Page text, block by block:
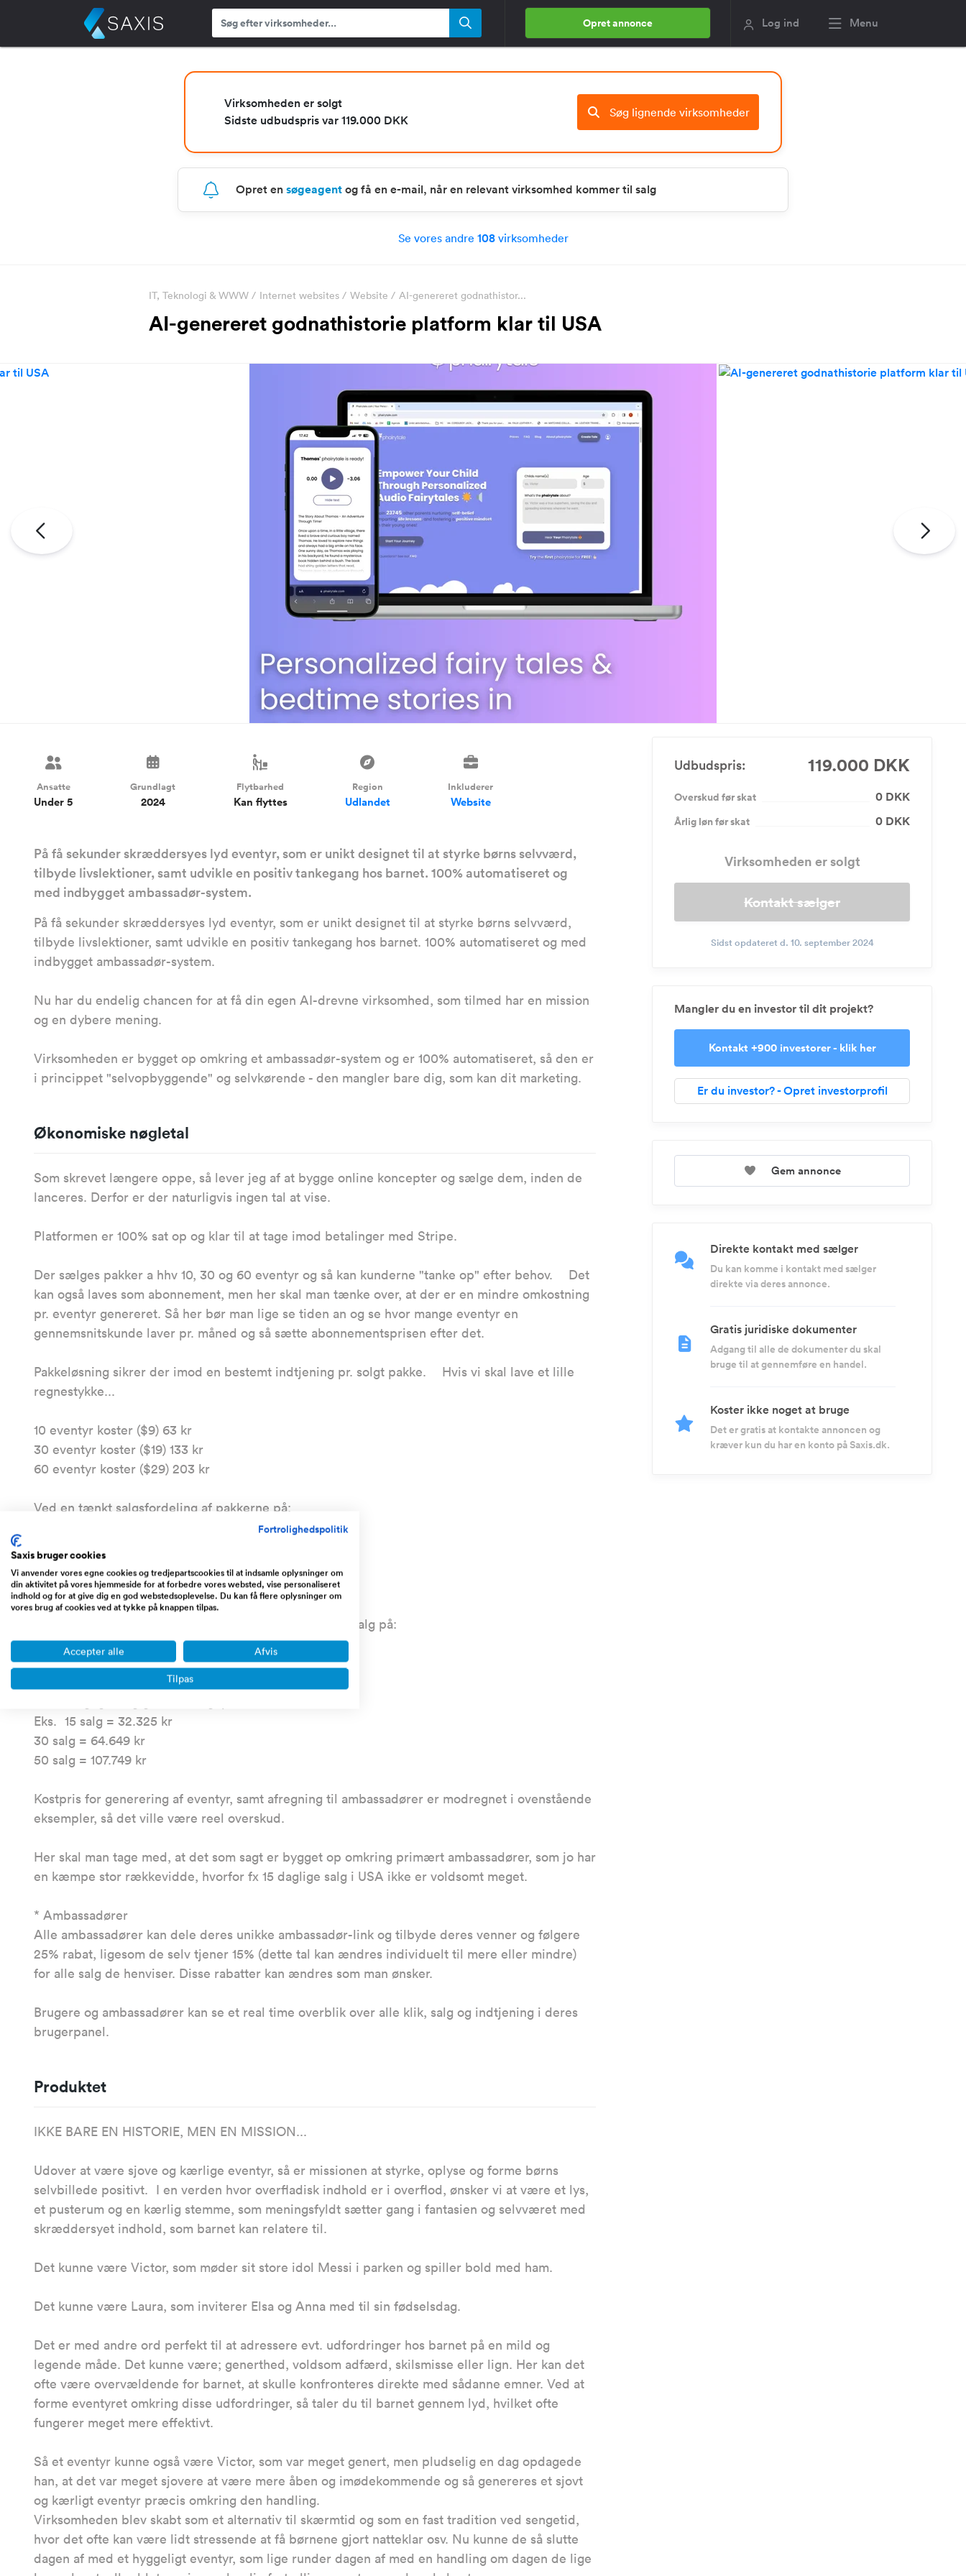
Opret annonce Log ind Menu
Virksomheden er solgt
Sidste udbudspris var 119.000 DKK
Søg lignende virksomheder
Opret ensøgeagentog få en e-mail, når en relevant virksomhed kommer til salg
Se vores andre 108virksomheder
IT, Teknologi & WWW / Internet websites / Website / AI-genereret godnathistor...
AI-genereret godnathistorie platform klar til USA
Ansatte
Under 5
Grundlagt
2024
Flytbarhed
Kan flyttes
Region
Udlandet
Inkluderer
Website
På få sekunder skræddersyes lyd eventyr, som er unikt designet til at styrke børns selvværd,
tilbyde livslektioner, samt udvikle en positiv tankegang hos barnet. 100% automatiseret og
med indbygget ambassadør-system.
På få sekunder skræddersyes lyd eventyr, som er unikt designet til at styrke børns selvværd,
tilbyde livslektioner, samt udvikle en positiv tankegang hos barnet. 100% automatiseret og med
indbygget ambassadør-system.
Nu har du endelig chancen for at få din egen AI-drevne virksomhed, som tilmed har en mission
og en dybere mening.
Virksomheden er bygget op omkring et ambassadør-system og er 100% automatiseret, så den er
i princippet "selvopbyggende" og selvkørende - den mangler bare dig, som kan dit marketing.
Økonomiske nøgletal
Som skrevet længere oppe, så lever jeg af at bygge online koncepter og sælge dem, inden de
lanceres. Derfor er der naturligvis ingen tal at vise.
Platformen er 100% sat op og klar til at tage imod betalinger med Stripe.
Der sælges pakker a hhv 10, 30 og 60 eventyr og så kan kunderne "tanke op" efter behov. Det
kan også laves som abonnement, men her skal man tænke over, at der er en mindre omkostning
pr. eventyr genereret. Så her bør man lige se tiden an og se hvor mange eventyr en
gennemsnitskunde laver pr. måned og så sætte abonnementsprisen efter det.
Pakkeløsning sikrer der imod en bestemt indtjening pr. solgt pakke. Hvis vi skal lave et lille
regnestykke...
10 eventyr koster ($9) 63 kr
30 eventyr koster ($19) 133 kr
60 eventyr koster ($29) 203 kr
Ved en tænkt salgsfordeling af pakkerne på:
30 eventyr (55%)
60 eventyr (10%)
Samt en fordeling mellem "eget salg" og ambassadør* salg på:
Eget salg (30%)
Ambassadør salg (70%)
Eks. 15 salg = 32.325 kr
30 salg = 64.649 kr
50 salg = 107.749 kr
Kostpris for generering af eventyr, samt afregning til ambassadører er modregnet i ovenstående
eksempler, så det ville være reel overskud.
Her skal man tage med, at det som sagt er bygget op omkring primært ambassadører, som jo har
en kæmpe stor rækkevidde, hvorfor fx 15 daglige salg i USA ikke er voldsomt meget.
* Ambassadører
Alle ambassadører kan dele deres unikke ambassadør-link og tilbyde deres venner og følgere
25% rabat, ligesom de selv tjener 15% (dette tal kan ændres individuelt til mere eller mindre)
for alle salg de henviser. Disse rabatter kan ændres som man ønsker.
Brugere og ambassadører kan se et real time overblik over alle klik, salg og indtjening i deres
brugerpanel.
Produktet
IKKE BARE EN HISTORIE, MEN EN MISSION...
Udover at være sjove og kærlige eventyr, så er missionen at styrke, oplyse og forme børns
selvbillede positivt. I en verden hvor overfladisk indhold er i overflod, ønsker vi at være et lys,
et pusterum og en kærlig stemme, som meningsfyldt sætter gang i fantasien og selvværet med
skræddersyet indhold, som barnet kan relatere til.
Det kunne være Victor, som møder sit store idol Messi i parken og spiller bold med ham.
Det kunne være Laura, som inviterer Elsa og Anna med til sin fødselsdag.
Det er med andre ord perfekt til at adressere evt. udfordringer hos barnet på en mild og
legende måde. Det kunne være; generthed, voldsom adfærd, skilsmisse eller lign. Her kan det
ofte være overvældende for barnet, at skulle konfronteres direkte med sådanne emner. Ved at
forme eventyret omkring disse udfordringer, så taler du til barnet gennem lyd, hvilket ofte
fungerer meget mere effektivt.
Så et eventyr kunne også være Victor, som var meget genert, men pludselig en dag opdagede
han, at det var meget sjovere at være mere åben og imødekommende og så genereres et sjovt
og kærligt eventyr præcis omkring den handling.
Virksomheden blev skabt som et alternativ til skærmtid og som en fast tradition ved sengetid,
hvor det ofte kan være lidt stressende at få børnene gjort natteklar osv. Nu kunne de så slutte
dagen af med et hyggeligt eventyr, som lige runder dagen af med en handling om dagen de lige
Udbudspris: 119.000 DKK
Overskud før skat 0 DKK
Årlig løn før skat 0 DKK
Virksomheden er solgt
Kontakt sælger
Sidst opdateret d. 10. september 2024
Mangler du en investor til dit projekt?
Kontakt +900 investorer - klik her
Er du investor? - Opret investorprofil
Gem annonce
Direkte kontakt med sælger
Du kan komme i kontakt med sælger
direkte via deres annonce.
Gratis juridiske dokumenter
Adgang til alle de dokumenter du skal
bruge til at gennemføre en handel.
Koster ikke noget at bruge
Det er gratis at kontakte annoncen og
kræver kun du har en konto på Saxis.dk.
Fortrolighedspolitik
Saxis bruger cookies
Vi anvender vores egne cookies og tredjepartscookies til at indsamle oplysninger om
din aktivitet på vores hjemmeside for at forbedre vores websted, vise personaliseret
indhold og for at give dig en god webstedsoplevelse. Du kan få flere oplysninger om
vores brug af cookies ved at tykke på knappen tilpas.
Accepter alle Afvis
Tilpas